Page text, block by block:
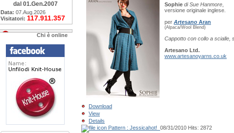
dal 01.Gen.2007
Data: 07.Aug.2026
Visitatori: 117.911.357
Chi è online
Sophie di Sue Hanmore
versione originale inglese.
per Artesano Aran
(Alpaca/Wool Blend)
Cappotto con collo a scialle,
Artesano Ltd.
www.artesanoyarns.co.uk
Download
View
Details
Pattern : Jessicahot! 08/31/2010 Hits: 2872